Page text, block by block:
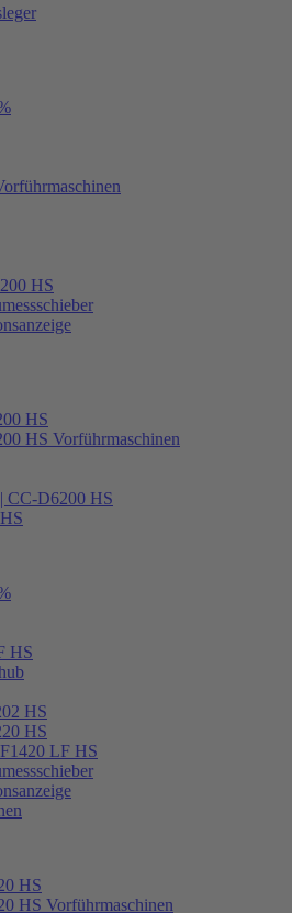
HS
HS
HS Vorführmaschinen
CC-D6200 HS
HS
HS
HS
LF HS
HS
HS Vorführmaschinen